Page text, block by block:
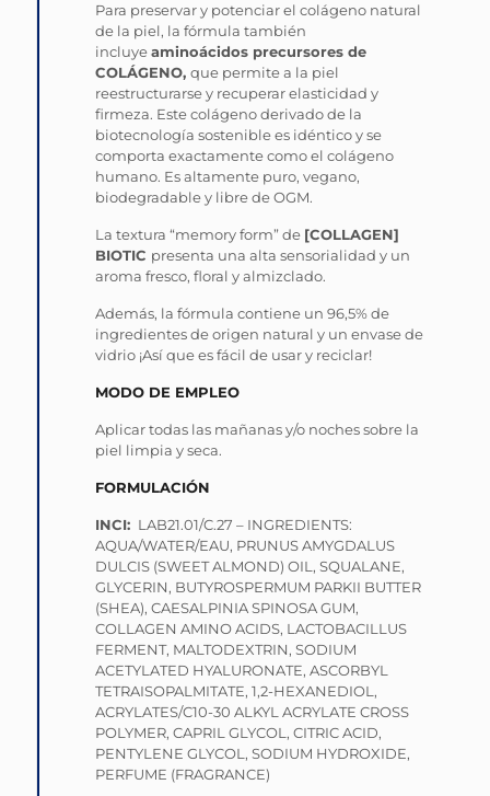
Para preservar y potenciar el colágeno natural
de la piel, la fórmula también
incluyeaminoácidos precursores de
COLÁGENO,que permite a la piel
reestructurarse y recuperar elasticidad y
firmeza. Este colágeno derivado de la
biotecnología sostenible es idéntico y se
comporta exactamente como el colágeno
humano. Es altamente puro, vegano,
biodegradable y libre de OGM.
La textura “memory form” de [COLLAGEN]
BIOTIC presenta una alta sensorialidad y un
aroma fresco, floral y almizclado.
Además, la fórmula contiene un 96,5% de
ingredientes de origen natural y un envase de
vidrio ¡Así que es fácil de usar y reciclar!
MODO DE EMPLEO
Aplicar todas las mañanas y/o noches sobre la
piel limpia y seca.
FORMULACIÓN
INCI: LAB21.01/C.27 – INGREDIENTS:
AQUA/WATER/EAU, PRUNUS AMYGDALUS
DULCIS (SWEET ALMOND) OIL, SQUALANE,
GLYCERIN, BUTYROSPERMUM PARKII BUTTER
(SHEA), CAESALPINIA SPINOSA GUM,
COLLAGEN AMINO ACIDS, LACTOBACILLUS
FERMENT, MALTODEXTRIN, SODIUM
ACETYLATED HYALURONATE, ASCORBYL
TETRAISOPALMITATE, 1,2-HEXANEDIOL,
ACRYLATES/C10-30 ALKYL ACRYLATE CROSS
POLYMER, CAPRIL GLYCOL, CITRIC ACID,
PENTYLENE GLYCOL, SODIUM HYDROXIDE,
PERFUME (FRAGRANCE)